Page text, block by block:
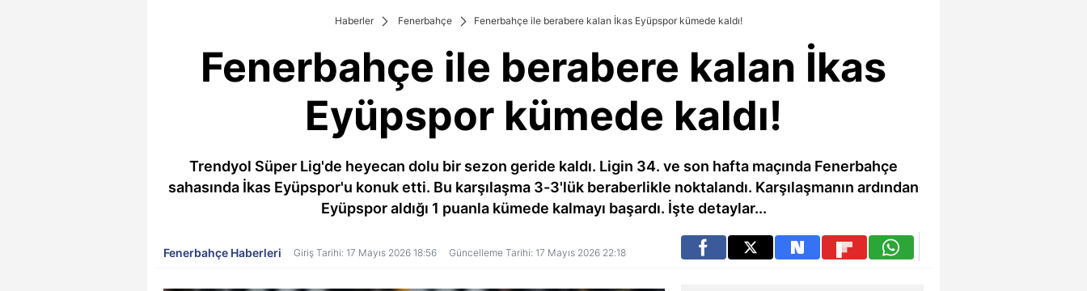
Haberler Fenerbahçe Fenerbahçe ile berabere kalan İkas Eyüpspor kümede kaldı!
Fenerbahçe ile berabere kalan İkas
Eyüpspor kümede kaldı!
Trendyol Süper Lig'de heyecan dolu bir sezon geride kaldı. Ligin 34. ve son hafta maçında Fenerbahçe
sahasında İkas Eyüpspor'u konuk etti. Bu karşılaşma 3-3'lük beraberlikle noktalandı. Karşılaşmanın ardından
Eyüpspor aldığı 1 puanla kümede kalmayı başardı. İşte detaylar...
Fenerbahçe Haberleri Giriş Tarihi: 17 Mayıs 2026 18:56 Güncelleme Tarihi: 17 Mayıs 2026 22:18